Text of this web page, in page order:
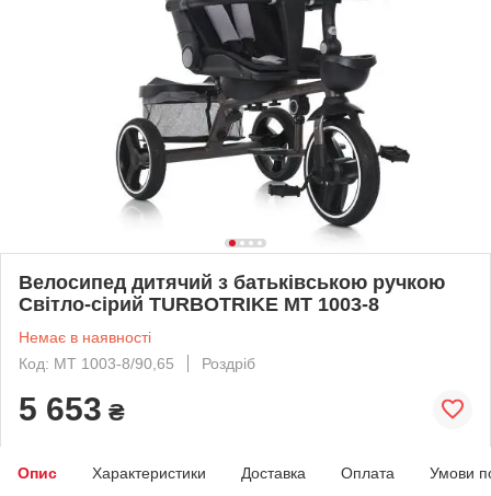
Велосипед дитячий з батьківською ручкою
Світло-сірий TURBOTRIKE MT 1003-8
Немає в наявності
Код: MT 1003-8/90,65
Роздріб
5 653 ₴
Опис Характеристики Доставка Оплата Умови